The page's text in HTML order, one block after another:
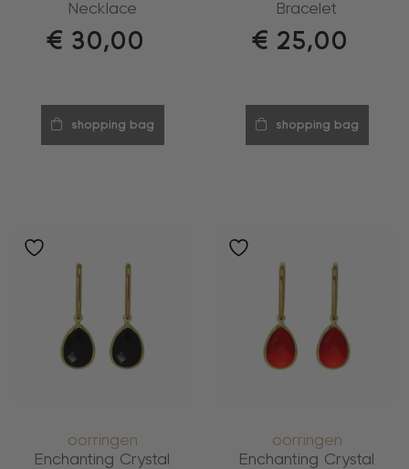
Necklace
€ 30,00
shopping bag
Bracelet
€ 25,00
shopping bag
oorringen
Enchanting Crystal
oorringen
Enchanting Crystal